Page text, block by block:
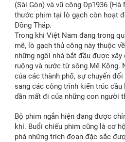
(Sài Gòn) và vũ công Dp1936
thước phim tại lò gạch còn hoạt
Đồng Tháp.
Trong khi Việt Nam đang trong
mẽ, lò gạch thủ công này thuộc
những ngôi nhà bắt đầu được
ruộng và nước từ sông Mê Kông.
của các thành phố, sự chuyển
sang các công trình kiến trúc cầu
dần mất đi của những con người
Bộ phim ngắn hiện đang được
khí. Buổi chiếu phim cũng là cơ
phá những trích đoạn đặc sắc